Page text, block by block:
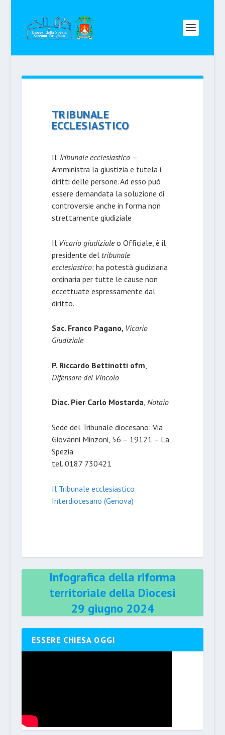
TRIBUNALE
ECCLESIASTICO
IlTribunale ecclesiastico –
Amministra la giustizia e tutela i
diritti delle persone. Ad esso può
essere demandata la soluzione di
controversie anche in forma non
strettamente giudiziale
Il Vicario giudizialeo Officiale, è il
presidente del tribunale
ecclesiastico; ha potestà giudiziaria
ordinaria per tutte le cause non
eccettuate espressamente dal
diritto.
Sac. Franco Pagano, Vicario
Giudiziale
P. Riccardo Bettinotti ofm
Difensore del Vincolo
Diac. Pier Carlo Mostarda, Notaio
Sede del Tribunale diocesano: Via
Giovanni Minzoni, 56 – 19121 – La
Spezia
tel. 0187 730421
Il Tribunale ecclesiastico
Interdiocesano (Genova)
Infografica della riforma
territoriale della Diocesi
29 giugno 2024
ESSERE CHIESA OGGI